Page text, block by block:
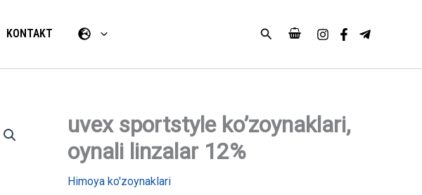
KONTAKT Search
uvex sportstyle ko’zoynaklari,
oynali linzalar 12%
Himoya ko'zoynaklari
uvex
sportstyle
ko'zoynaklari,
oynali
12%